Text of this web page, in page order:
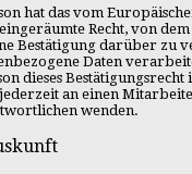
hat das vom
Recht, von
Bestätigung darüber zu
Daten
dieses Bestätigungsrecht
an einen
wenden.